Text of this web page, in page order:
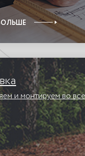
и монтируем во